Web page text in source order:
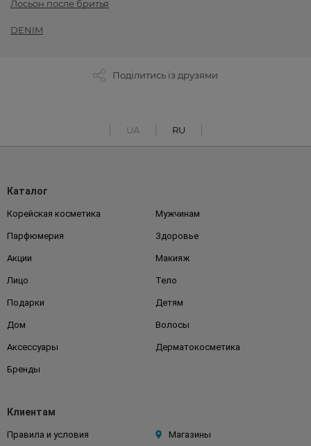
Лосьон после бритья
DENIM
Поділитись із друзями
UA RU
Каталог
Корейская косметика Мужчинам
Парфюмерия Здоровье
Акции Макияж
Лицо Тело
Подарки Детям
Дом Волосы
Аксессуары Дерматокосметика
Бренды
Клиентам
Правила и условия Магазины